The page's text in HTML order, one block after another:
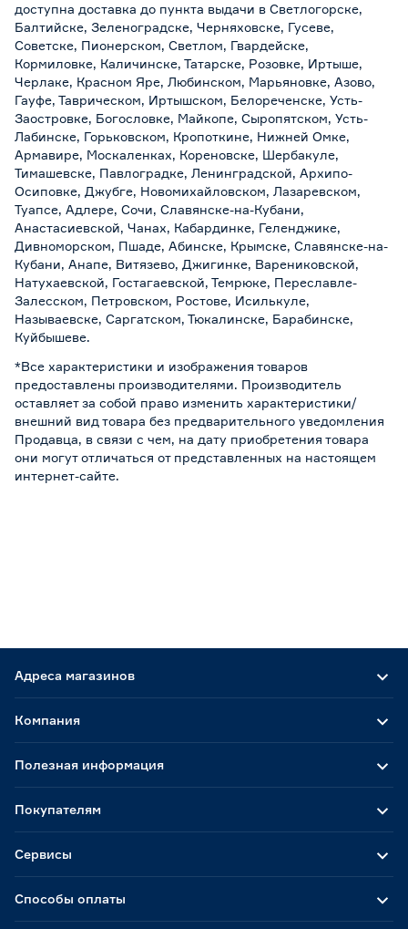
доступна доставка до пункта выдачи в Светлогорске,
Балтийске, Зеленоградске, Черняховске, Гусеве,
Советске, Пионерском, Светлом, Гвардейске,
Кормиловке, Каличинске, Татарске, Розовке, Иртыше,
Черлаке, Красном Яре, Любинском, Марьяновке, Азово,
Гауфе, Таврическом, Иртышском, Белореченске, Усть-
Заостровке, Богословке, Майкопе, Сыропятском, Усть-
Лабинске, Горьковском, Кропоткине, Нижней Омке,
Армавире, Москаленках, Кореновске, Шербакуле,
Тимашевске, Павлоградке, Ленинградской, Архипо-
Осиповке, Джубге, Новомихайловском, Лазаревском,
Туапсе, Адлере, Сочи, Славянске-на-Кубани,
Анастасиевской, Чанах, Кабардинке, Геленджике,
Дивноморском, Пшаде, Абинске, Крымске, Славянске-на-
Кубани, Анапе, Витязево, Джигинке, Варениковской,
Натухаевской, Гостагаевской, Темрюке, Переславле-
Залесском, Петровском, Ростове, Исилькуле,
Называевске, Саргатском, Тюкалинске, Барабинске,
Куйбышеве.
*Все характеристики и изображения товаров
предоставлены производителями. Производитель
оставляет за собой право изменить характеристики/
внешний вид товара без предварительного уведомления
Продавца, в связи с чем, на дату приобретения товара
они могут отличаться от представленных на настоящем
интернет-сайте.
Адреса магазинов
Способы оплаты
Компания
Полезная информация
Покупателям
Сервисы